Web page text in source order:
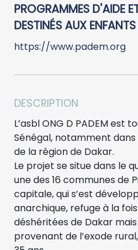
PROGRAMMES D'AIDE
DESTINÉS AUX
https://www.padem.org
DESCRIPTION
L’asbl ONG D PADEM est
Sénégal, notamment
de la région de Dakar.
Le projet se situe dans le
une des 16 communes de
capitale, qui s’est
anarchique, refuge à la
déshéritées de Dakar
provenant de l’exode